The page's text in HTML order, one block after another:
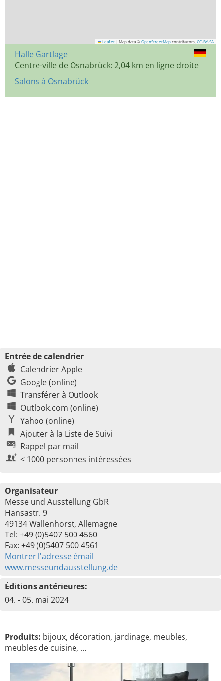
Leaflet | Map data © OpenStreetMap contributors, CC-BY-SA
Halle Gartlage
Centre-ville de Osnabrück: 2,04 km en ligne droite
Salons à Osnabrück
Entrée de calendrier
Calendrier Apple
Google (online)
Transférer à Outlook
Outlook.com (online)
Yahoo (online)
Ajouter à la Liste de Suivi
Rappel par mail
< 1000 personnes intéressées
Organisateur
Messe und Ausstellung GbR
Hansastr. 9
49134 Wallenhorst, Allemagne
Tel: +49 (0)5407 500 4560
Fax: +49 (0)5407 500 4561
Montrer l'adresse émail
www.messeundausstellung.de
Éditions antérieures:
04. - 05. mai 2024
Produits: bijoux, décoration, jardinage, meubles,
meubles de cuisine, …